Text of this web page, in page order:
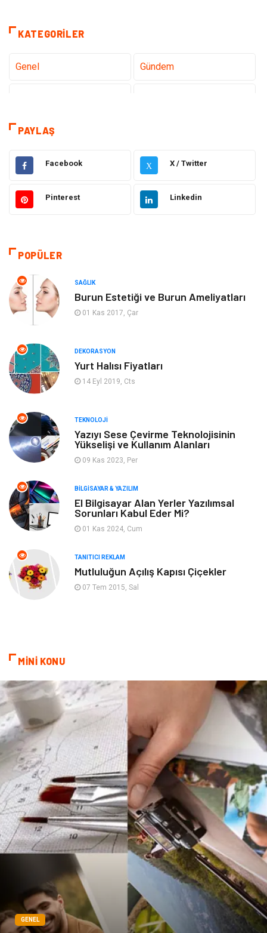
KATEGORILER
Genel Gündem
Sağlık
Gıda Alışveriş
Makine Eğitim Kurumları
Hukuk
Eğitim & Kariyer
Yapı İnşaat
Turizm
Bilgisayar & Yazılım Mobilya
Tekstil Maden ve Metal
Eğlence
Plastik
Hizmet
Aksesuar
Hediyelik Eşya
Moda
Bakım Kültür
Basın Yayın İthalat İhracat
Dernekler ve Birlikler Kiralama Servisleri
Telekomünikasyon Tarım & Hayvancılık
Periyodik Kontrol Spor Malzemeleri
PAYLAŞ
Facebook X X / Twitter
Pinterest Linkedin
POPÜLER
SAĞLIK
Burun Estetiği ve Burun Ameliyatları
01 Kas 2017, Çar
DEKORASYON
Yurt Halısı Fiyatları
14 Eyl 2019, Cts
TEKNOLOJI
Yazıyı Sese Çevirme Teknolojisinin
Yükselişi ve Kullanım Alanları
09 Kas 2023, Per
BILGISAYAR & YAZILIM
El Bilgisayar Alan Yerler Yazılımsal
Sorunları Kabul Eder Mi?
01 Kas 2024, Cum
TANITICI REKLAM
Mutluluğun Açılış Kapısı Çiçekler
07 Tem 2015, Sal
MİNİ KONU
GENEL